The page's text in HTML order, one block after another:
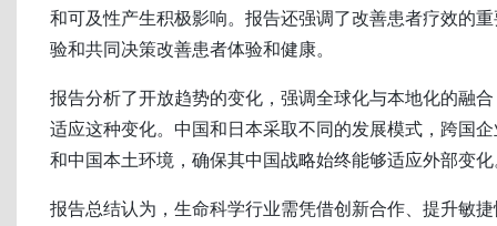
和可及性产生积极影响。报告还强调了改善患者疗效的
验和共同决策改善患者体验和健康。
报告分析了开放趋势的变化，强调全球化与本地化的融
适应这种变化。中国和日本采取不同的发展模式，跨国
和中国本土环境，确保其中国战略始终能够适应外部变
报告总结认为，生命科学行业需凭借创新合作、提升敏